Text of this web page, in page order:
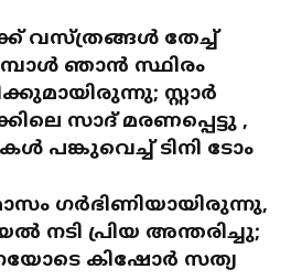
വസ്ത്രങ്ങള്‍ തേച്ച്
ഞാന്‍ സ്ഥിരം
സ്റ്റാര്‍
സാദ് മരണപ്പെട്ടു ,
പങ്കുവെച്ച് ടിനി ടോം
ഗര്‍ഭിണിയായിരുന്നു,
നടി പ്രിയ അന്തരിച്ചു;
കിഷോര്‍ സത്യ